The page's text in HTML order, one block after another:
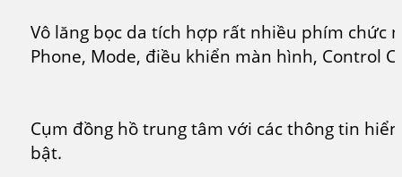
Vô lăng bọc da tích hợp rất nhiều phím chức
Phone, Mode, điều khiển màn hình, Control
Cụm đồng hồ trung tâm với các thông tin
bật.